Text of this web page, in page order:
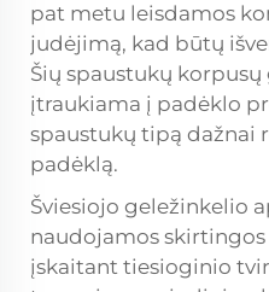
pat metu leisdamos
judėjimą, kad būtų
Šių spaustukų
įtraukiama į padėklo
spaustukų tipą dažnai
padėklą.
Šviesiojo geležinkelio
naudojamos
įskaitant tiesioginio